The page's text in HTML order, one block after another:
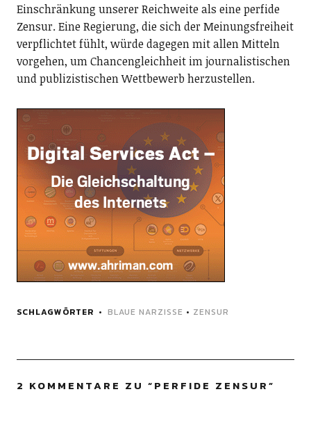
Einschränkung unserer Reichweite als eine perfide
Zensur. Eine Regierung, die sich der Meinungsfreiheit
verpflichtet fühlt, würde dagegen mit allen Mitteln
vorgehen, um Chancengleichheit im journalistischen
und publizistischen Wettbewerb herzustellen.
SCHLAGWÖRTER BLAUE NARZISSE • ZENSUR
2 KOMMENTARE ZU “PERFIDE ZENSUR”